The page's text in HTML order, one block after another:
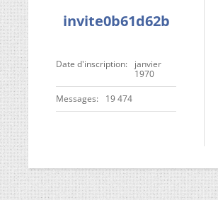
invite0b61d62b
Date d'inscription
janvier
1970
Messages 19 474